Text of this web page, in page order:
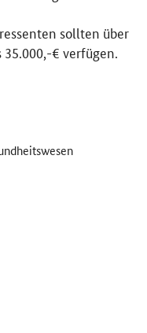
sollten über
€ verfügen.